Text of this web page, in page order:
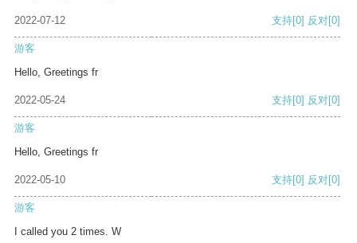
2022-07-12 支持[0] 反对[0]
游客
Hello, Greetings fr
2022-05-24 支持[0] 反对[0]
游客
Hello, Greetings fr
2022-05-10 支持[0] 反对[0]
游客
I called you 2 times. W